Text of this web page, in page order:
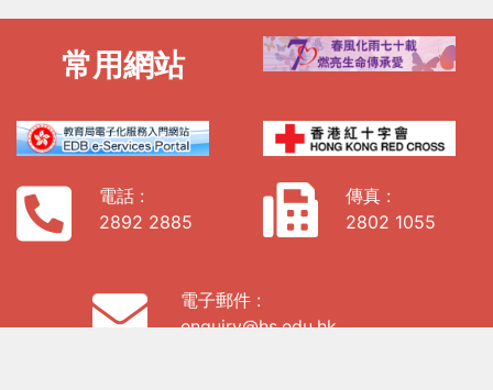
常用網站
電話 :
2892 2885
傳真 :
2802 1055
電子郵件 :
enquiry@hs.edu.hk